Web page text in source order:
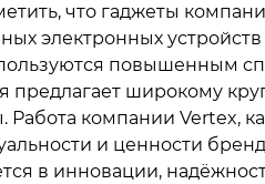
что гаджеты
электронных
повышенным
предлагает широкому
Работа компании Vertex,
и ценности
в инновации,